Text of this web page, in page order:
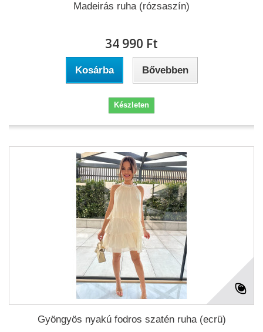
Madeirás ruha (rózsaszín)
34 990 Ft‎
Kosárba Bővebben
Készleten
Gyöngyös nyakú fodros szatén ruha (ecrü)